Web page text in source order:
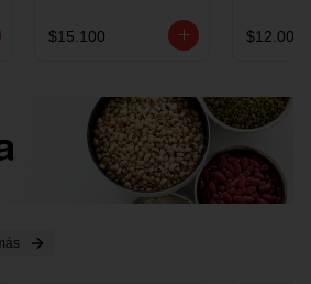
85 GRS
$15.100 $12.000